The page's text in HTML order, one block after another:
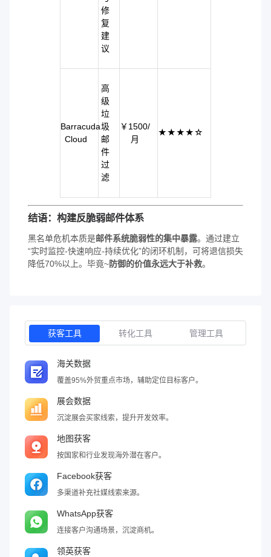
修
复
建
议
Barracuda
Cloud
高
级
垃
圾
邮
件
过
滤
￥1500/
月
★★★★☆
结语：构建反脆弱邮件体系
黑名单危机本质是邮件系统脆弱性的集中暴露。通过建立
“实时监控-快速响应-持续优化”的闭环机制，可将退信损失
降低70%以上。毕竟~防御的价值永远大于补救。
获客工具 转化工具 管理工具
海关数据
覆盖95%外贸重点市场，辅助定位目标客户。
展会数据
沉淀展会买家线索，提升开发效率。
地图获客
按国家和行业发现海外潜在客户。
Facebook获客
多渠道补充社媒线索来源。
WhatsApp获客
连接客户沟通场景，沉淀商机。
领英获客